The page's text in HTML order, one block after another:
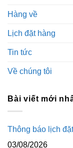
Hàng về
Lịch đặt hàng
Tin tức
Về chúng tôi
Bài viết mới
Thông báo lịch
03/08/2026